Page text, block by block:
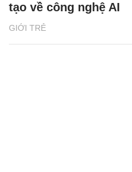
GIỚI TRẺ
tạo về công nghệ AI